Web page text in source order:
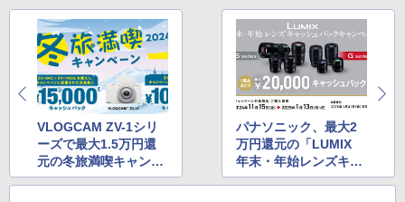
VLOGCAM ZV-1シリ
ーズで最大1.5万円還
元の冬旅満喫キャンペ
ーン
パナソニック、最大2
万円還元の「LUMIX
年末・年始レンズキャ
ッシュバックキャンペ